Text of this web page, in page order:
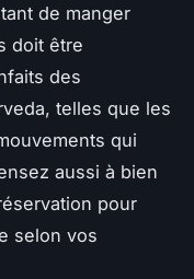
de manger
doit être
des
telles que les
qui
aussi à bien
pour
selon vos